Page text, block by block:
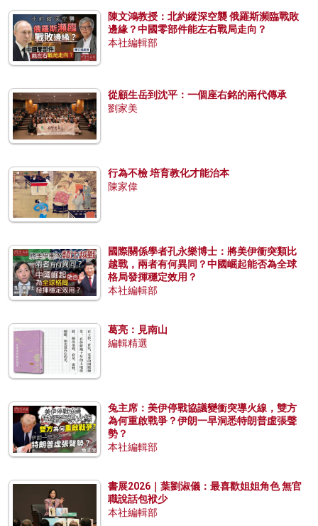
陳文鴻教授：北約縱深空襲 俄羅斯瀕臨戰敗
邊緣？中國零部件能左右戰局走向？
本社編輯部
從顧生岳到沈平：一個座右銘的兩代傳承
劉家美
行為不檢 培育教化才能治本
陳家偉
國際關係學者孔永樂博士：將美伊衝突類比
越戰，兩者有何異同？中國崛起能否為全球
格局發揮穩定效用？
本社編輯部
葛亮：見南山
編輯精選
兔主席：美伊停戰協議變衝突導火線，雙方
為何重啟戰爭？伊朗一早洞悉特朗普虛張聲
勢？
本社編輯部
書展2026｜葉劉淑儀：最喜歡姐姐角色 無官
職說話包袱少
本社編輯部